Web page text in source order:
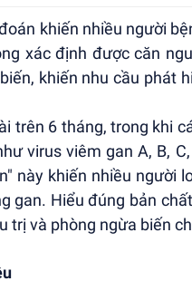
khiến nhiều người
xác định được căn
khiến nhu cầu phát
trên 6 tháng, trong khi
virus viêm gan A, B,
này khiến nhiều người
gan. Hiểu đúng bản
trị và phòng ngừa biến